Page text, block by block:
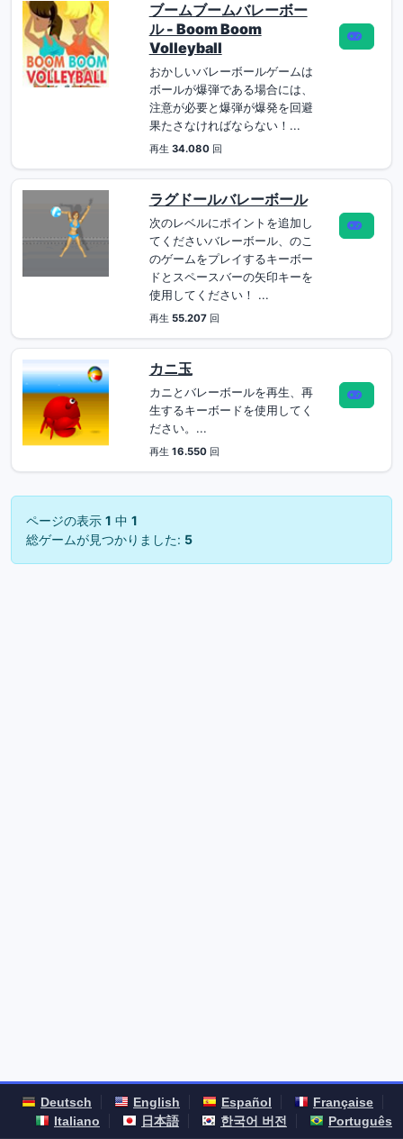
ブームブームバレーボー
ル - Boom Boom
Volleyball
おかしいバレーボールゲームは
ボールが爆弾である場合には、
注意が必要と爆弾が爆発を回避
果たさなければならない！...
再生 34.080回
ラグドールバレーボール
次のレベルにポイントを追加し
てくださいバレーボール、のこ
のゲームをプレイするキーボー
ドとスペースバーの矢印キーを
使用してください！ ...
再生 55.207回
カニ玉
カニとバレーボールを再生、再
生するキーボードを使用してく
ださい。...
再生 16.550回
ページの表示 1 中 1
総ゲームが見つかりました: 5
Deutsch English Español
Française
Italiano
日本語 한국어 버전 Português